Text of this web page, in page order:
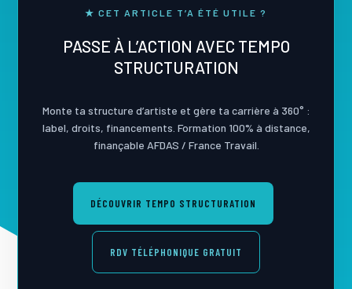
★ CET ARTICLE T’A ÉTÉ UTILE ?
PASSE À L’ACTION AVEC TEMPO
STRUCTURATION
Monte ta structure d’artiste et gère ta carrière à 360° :
label, droits, financements. Formation 100% à distance,
finançable AFDAS / France Travail.
DÉCOUVRIR TEMPO STRUCTURATION
RDV TÉLÉPHONIQUE GRATUIT